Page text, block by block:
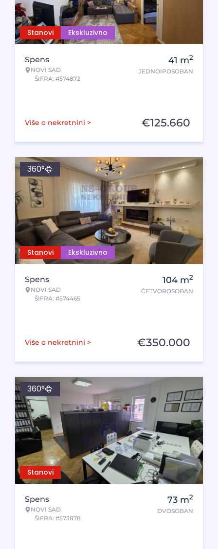
Stanovi Ekskluzivno
Spens
NOVI SAD
ŠIFRA: #574872
41 m2
JEDNOIPOSOBAN
Više o nekretnini > €125.660
Stanovi Ekskluzivno
360°
Spens
NOVI SAD
ŠIFRA: #574465
104 m2
ČETVOROSOBAN
Više o nekretnini > €350.000
Stanovi
360°
Spens
NOVI SAD
ŠIFRA: #573878
73 m2
DVOSOBAN